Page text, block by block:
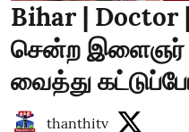
Bihar | Doctor
சென்ற இளைஞர்
வைத்து
thanthitv